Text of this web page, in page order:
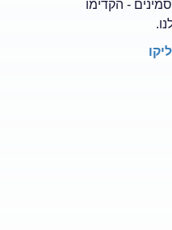
- הקדימו